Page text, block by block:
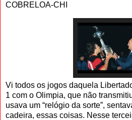
COBRELOA-CHI
Vi todos os jogos daquela
1 com o Olimpia, que não
usava um “relógio da sorte”,
cadeira, essas coisas. Nesse